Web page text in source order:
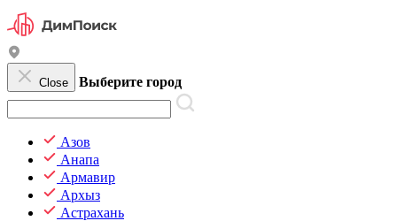
Close Выберите город
Азов
Анапа
Армавир
Архыз
Астрахань